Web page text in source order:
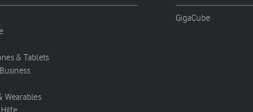
& Tablets
Wearables
GigaCube